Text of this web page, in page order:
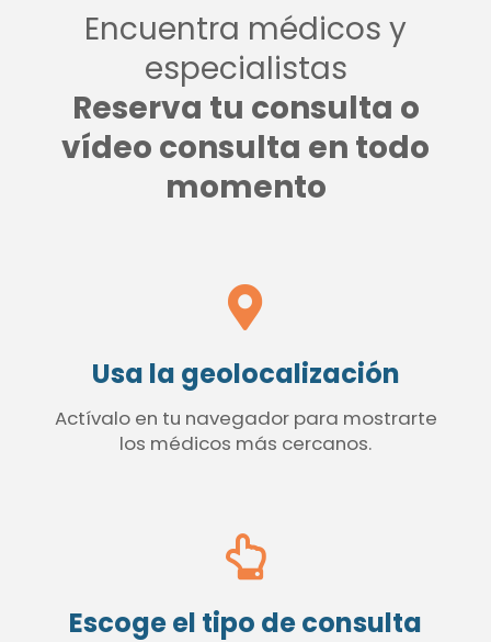
Encuentra médicos y
especialistas
Reserva tu consulta o
vídeo consulta en todo
momento
Usa la geolocalización
Actívalo en tu navegador para mostrarte
los médicos más cercanos.
Escoge el tipo de consulta